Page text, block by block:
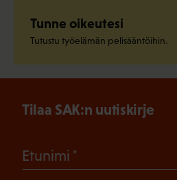
Tunne oikeutesi
Tutustu työelämän pelisääntöihin.
Tilaa SAK:n uutiskirje
Etunimi